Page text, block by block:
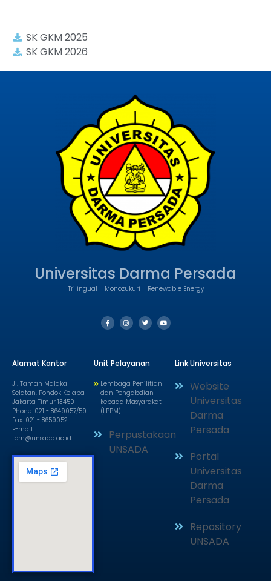
SK GKM 2025
SK GKM 2026
Universitas Darma Persada
Trilingual – Monozukuri – Renewable Energy
Alamat Kantor
Jl. Taman Malaka
Selatan, Pondok Kelapa
Jakarta Timur 13450
Phone :021 - 8649057/59
Fax :021 - 8659052
E-mail :
lpm@unsada.ac.id
Unit Pelayanan
Lembaga Penilitian
dan Pengabdian
kepada Masyarakat
(LPPM)
Perpustakaan
UNSADA
Link Universitas
Website
Universitas
Darma
Persada
Portal
Universitas
Darma
Persada
Repository
UNSADA